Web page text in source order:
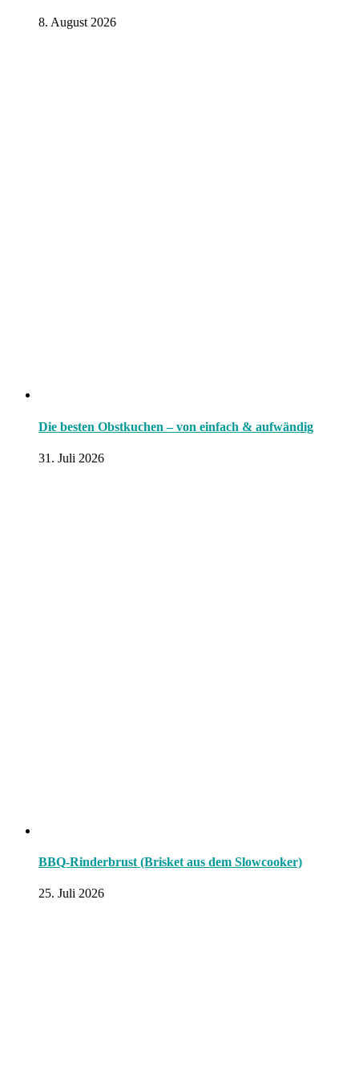
8. August 2026
Die besten Obstkuchen – von einfach & aufwändig
31. Juli 2026
BBQ-Rinderbrust (Brisket aus dem Slowcooker)
25. Juli 2026